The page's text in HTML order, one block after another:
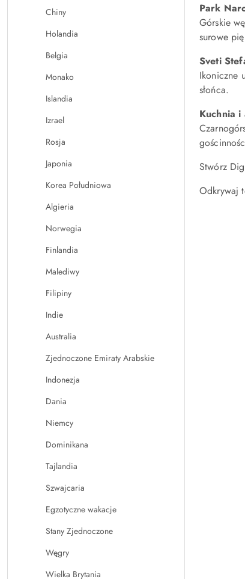
Chiny
Holandia
Belgia
Monako
Islandia
Izrael
Rosja
Japonia
Korea Południowa
Algieria
Norwegia
Finlandia
Malediwy
Filipiny
Indie
Australia
Zjednoczone Emiraty Arabskie
Indonezja
Dania
Niemcy
Dominikana
Tajlandia
Szwajcaria
Egzotyczne wakacje
Stany Zjednoczone
Węgry
Wielka Brytania
Park
Górskie
surowe
Sveti
Ikoniczne
słońca.
Kuchnia i
Stwórz
Odkrywaj